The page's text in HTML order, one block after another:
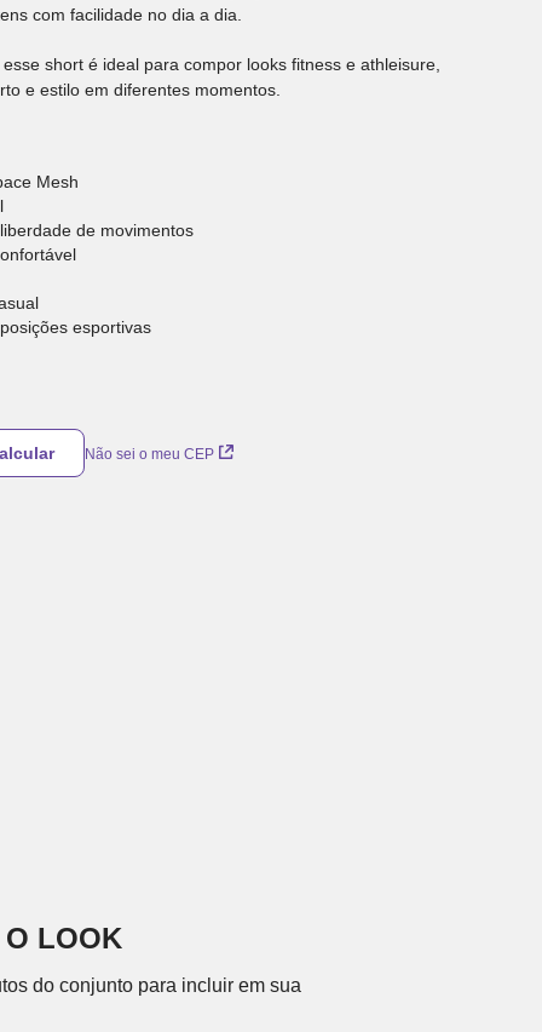
com facilidade no dia a dia.
short é ideal para compor looks fitness e athleisure,
e estilo em diferentes momentos.
Mesh
de movimentos
esportivas
Não sei o meu CEP
O LOOK
do conjunto para incluir em sua